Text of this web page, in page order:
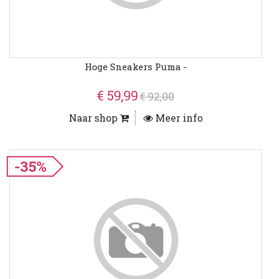
Hoge Sneakers Puma -
€ 59,99€ 92,00
Naar shop Meer info
-35%